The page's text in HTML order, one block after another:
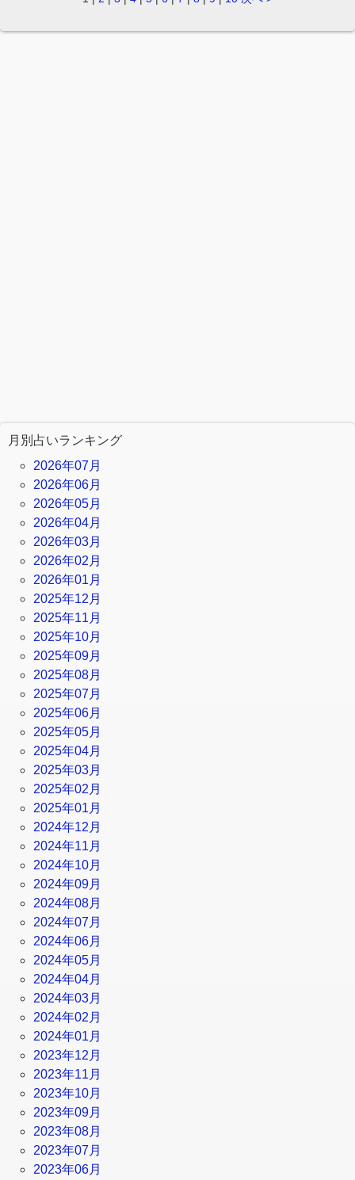
月別占いランキング
2026年07月
2026年06月
2026年05月
2026年04月
2026年03月
2026年02月
2026年01月
2025年12月
2025年11月
2025年10月
2025年09月
2025年08月
2025年07月
2025年06月
2025年05月
2025年04月
2025年03月
2025年02月
2025年01月
2024年12月
2024年11月
2024年10月
2024年09月
2024年08月
2024年07月
2024年06月
2024年05月
2024年04月
2024年03月
2024年02月
2024年01月
2023年12月
2023年11月
2023年10月
2023年09月
2023年08月
2023年07月
2023年06月